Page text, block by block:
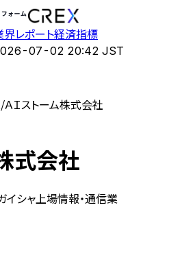
界レポート経済指標
07-02 20:42 JST
/ＡＩストーム株式会社
式会社
イシャ 上場情報・通信業